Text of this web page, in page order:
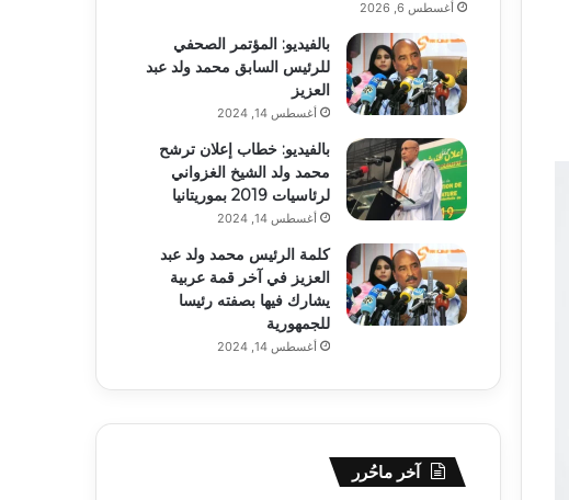
أغسطس 6, 2026
بالفيديو: المؤتمر الصحفي
للرئيس السابق محمد ولد عبد
العزيز
أغسطس 14, 2024
بالفيديو: خطاب إعلان ترشح
محمد ولد الشيخ الغزواني
لرئاسيات 2019 بموريتانيا
أغسطس 14, 2024
كلمة الرئيس محمد ولد عبد
العزيز في آخر قمة عربية
يشارك فيها بصفته رئيسا
للجمهورية
أغسطس 14, 2024
آخر ماحُرر